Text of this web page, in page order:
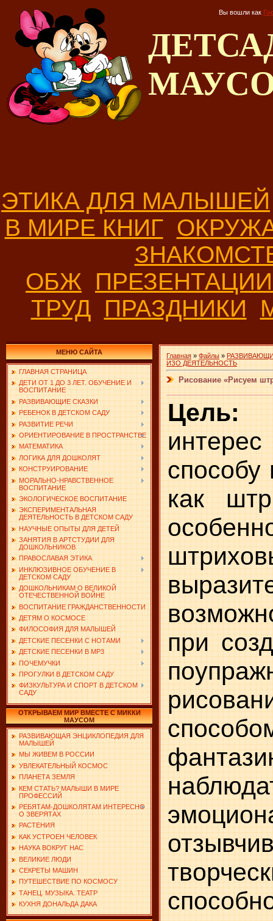
Вы вошли как
ЭТИКА ДЛЯ МАЛЫШЕЙ
В МИРЕ КНИГ
ОБЖ
ТРУД ПРАЗДНИКИ
МЕНЮ САЙТА
ГЛАВНАЯ СТРАНИЦА
ДЕТИ ОТ 1 ДО 3 ЛЕТ. ОБУЧЕНИЕ И
ВОСПИТАНИЕ
РАЗВИВАЮЩИЕ СКАЗКИ
РЕБЕНОК В ДЕТСКОМ САДУ
РАЗВИТИЕ РЕЧИ
ОРИЕНТИРОВАНИЕ В ПРОСТРАНСТВЕ
МАТЕМАТИКА
ЛОГИКА ДЛЯ ДОШКОЛЯТ
КОНСТРУИРОВАНИЕ
МОРАЛЬНО-НРАВСТВЕННОЕ
ВОСПИТАНИЕ
ЭКОЛОГИЧЕСКОЕ ВОСПИТАНИЕ
ЭКСПЕРИМЕНТАЛЬНАЯ
ДЕЯТЕЛЬНОСТЬ В ДЕТСКОМ САДУ
НАУЧНЫЕ ОПЫТЫ ДЛЯ ДЕТЕЙ
ЗАНЯТИЯ В АРТСТУДИИ ДЛЯ
ДОШКОЛЬНИКОВ
ПРАВОСЛАВАЯ ЭТИКА
ИНКЛЮЗИВНОЕ ОБУЧЕНИЕ В
ДЕТСКОМ САДУ
ДОШКОЛЬНИКАМ О ВЕЛИКОЙ
ОТЕЧЕСТВЕННОЙ ВОЙНЕ
ВОСПИТАНИЕ ГРАЖДАНСТВЕННОСТИ
ДЕТЯМ О КОСМОСЕ
ФИЛОСОФИЯ ДЛЯ МАЛЫШЕЙ
ДЕТСКИЕ ПЕСЕНКИ С НОТАМИ
ДЕТСКИЕ ПЕСЕНКИ В MP3
ПОЧЕМУЧКИ
ПРОГУЛКИ В ДЕТСКОМ САДУ
ФИЗКУЛЬТУРА И СПОРТ В ДЕТСКОМ
САДУ
ОТКРЫВАЕМ МИР ВМЕСТЕ С МИККИ
МАУСОМ
РАЗВИВАЮЩАЯ ЭНЦИКЛОПЕДИЯ ДЛЯ
МАЛЫШЕЙ
МЫ ЖИВЕМ В РОССИИ
УВЛЕКАТЕЛЬНЫЙ КОСМОС
ПЛАНЕТА ЗЕМЛЯ
КЕМ СТАТЬ? МАЛЫШИ В МИРЕ
ПРОФЕССИЙ
РЕБЯТАМ-ДОШКОЛЯТАМ ИНТЕРЕСНО
О ЗВЕРЯТАХ
РАСТЕНИЯ
КАК УСТРОЕН ЧЕЛОВЕК
НАУКА ВОКРУГ НАС
ВЕЛИКИЕ ЛЮДИ
СЕКРЕТЫ МАШИН
ПУТЕШЕСТВИЕ ПО КОСМОСУ
ТАНЕЦ. МУЗЫКА. ТЕАТР
КУХНЯ ДОНАЛЬДА ДАКА
Главная » Файлы »
ИЗО ДЕЯТЕЛЬНОСТЬ
Рисование «Рисуем
способу
как
при